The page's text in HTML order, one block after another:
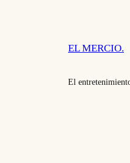
EL MERCIO.
El